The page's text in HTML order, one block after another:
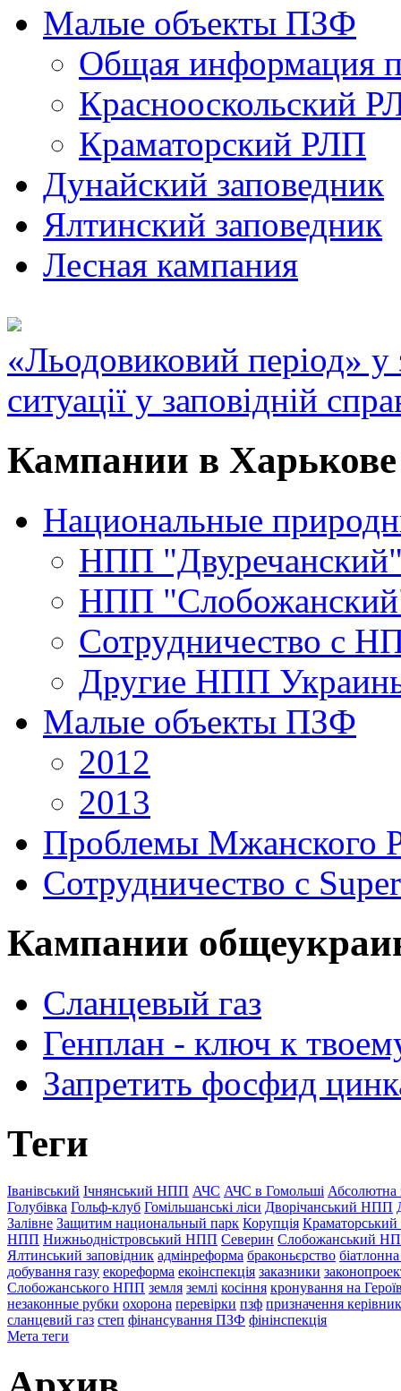
Малые объекты ПЗФ
Общая информация
Краснооскольский
Краматорский РЛП
Дунайский заповедник
Ялтинский заповедник
Лесная кампания
«Льодовиковий період» у
ситуації у заповідній
Кампании в Харькове
Национальные
НПП
НПП
Сотрудничество с
Другие НПП
Малые объекты ПЗФ
2012
2013
Проблемы Мжанского
Сотрудничество с
Кампании
Сланцевый газ
Генплан - ключ к
Запретить фосфид
Теги
Іванівський Ічнянський НПП АЧС АЧС в Гомольші Абсолютна
Голубівка Гольф-клуб Гомільшанські ліси Дворічанський НПП
Залівне Защитим национальный парк Корупція
НПП Нижньодністровський НПП Северин Слобожанський
Ялтинський заповідник адмінреформа браконьєрство
добування газу екореформа екоінспекція заказники
Слобожанського НПП земля землі косіння кронування на
незаконные рубки охорона перевірки пзф призначення
сланцевий газ степ фінансування ПЗФ фінінспекція
Мета теги